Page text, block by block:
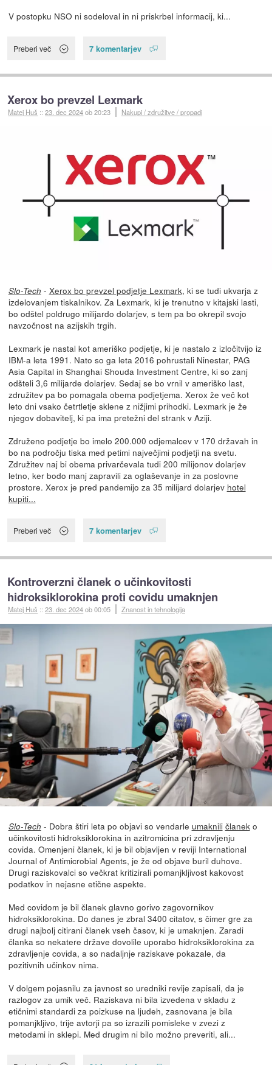
V postopku NSO ni sodeloval in ni priskrbel informacij, ki...
Preberi več 7 komentarjev
Xerox bo prevzel Lexmark
Matej Huš ::23. dec 2024ob 20:23 Nakupi / združitve / propadi
Slo-Tech - Xerox bo prevzel podjetje Lexmark, ki se tudi ukvarja z
izdelovanjem tiskalnikov. Za Lexmark, ki je trenutno v kitajski lasti,
bo odštel poldrugo milijardo dolarjev, s tem pa bo okrepil svojo
navzočnost na azijskih trgih.
Lexmark je nastal kot ameriško podjetje, ki je nastalo z izločitvijo iz
IBM-a leta 1991. Nato so ga leta 2016 pohrustali Ninestar, PAG
Asia Capital in Shanghai Shouda Investment Centre, ki so zanj
odšteli 3,6 milijarde dolarjev. Sedaj se bo vrnil v ameriško last,
združitev pa bo pomagala obema podjetjema. Xerox že več kot
leto dni vsako četrtletje sklene z nižjimi prihodki. Lexmark je že
njegov dobavitelj, ki pa ima pretežni del strank v Aziji.
Združeno podjetje bo imelo 200.000 odjemalcev v 170 državah in
bo na področju tiska med petimi največjimi podjetji na svetu.
Združitev naj bi obema privarčevala tudi 200 milijonov dolarjev
letno, ker bodo manj zapravili za oglaševanje in za poslovne
prostore. Xerox je pred pandemijo za 35 milijard dolarjev hotel
kupiti...
Preberi več 7 komentarjev
Kontroverzni članek o učinkovitosti
hidroksiklorokina proti covidu umaknjen
Matej Huš ::23. dec 2024ob 00:05 Znanost in tehnologija
Slo-Tech - Dobra štiri leta po objavi so vendarle umaknili članeko
učinkovitosti hidroksiklorokina in azitromicina pri zdravljenju
covida. Omenjeni članek, ki je bil objavljen v reviji International
Journal of Antimicrobial Agents, je že od objave buril duhove.
Drugi raziskovalci so večkrat kritizirali pomanjkljivost kakovost
podatkov in nejasne etične aspekte.
Med covidom je bil članek glavno gorivo zagovornikov
hidroksiklorokina. Do danes je zbral 3400 citatov, s čimer gre za
drugi najbolj citirani članek vseh časov, ki je umaknjen. Zaradi
članka so nekatere države dovolile uporabo hidroksiklorokina za
zdravljenje covida, a so nadaljnje raziskave pokazale, da
pozitivnih učinkov nima.
V dolgem pojasnilu za javnost so uredniki revije zapisali, da je
razlogov za umik več. Raziskava ni bila izvedena v skladu z
etičnimi standardi za poizkuse na ljudeh, zasnovana je bila
pomanjkljivo, trije avtorji pa so izrazili pomisleke v zvezi z
metodami in sklepi. Med drugim ni bilo možno preveriti, ali...